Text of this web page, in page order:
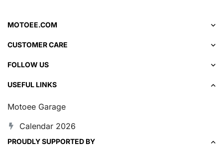
MOTOEE.COM
CUSTOMER CARE
FOLLOW US
USEFUL LINKS
Motoee Garage
Calendar 2026
PROUDLY SUPPORTED BY